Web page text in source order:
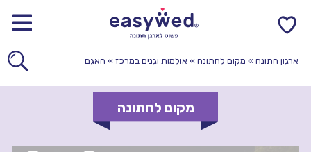
0
ארגון חתונה» מקום לחתונה» אולמות וגנים במרכז» האגם
מקום לחתונה